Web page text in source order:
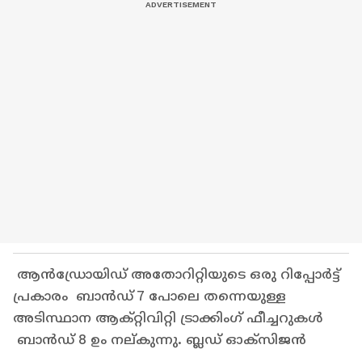
ആൻഡ്രോയിഡ് അതോറിറ്റിയുടെ ഒരു റിപ്പോർട്ട്
പ്രകാരം ബാൻഡ് 7 പോലെ തന്നെയുള്ള
അടിസ്ഥാന ആക്‌റ്റിവിറ്റി ട്രാക്കിംഗ് ഫീച്ചറുകൾ
ബാൻഡ് 8 ഉം നല്കുന്നു. ബ്ലഡ് ഓക്‌സിജൻ